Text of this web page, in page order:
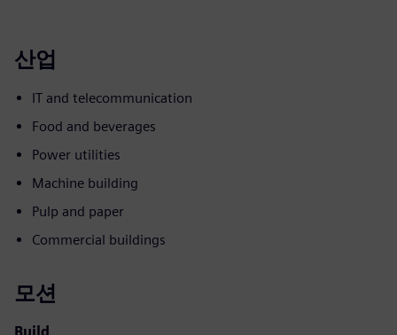
산업
IT and telecommunication
Food and beverages
Power utilities
Machine building
Pulp and paper
Commercial buildings
모션